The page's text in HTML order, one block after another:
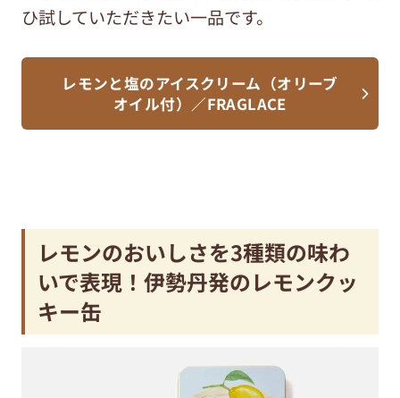
ひ試していただきたい一品です。
レモンと塩のアイスクリーム（オリーブ
オイル付）／FRAGLACE
レモンのおいしさを3種類の味わ
いで表現！伊勢丹発のレモンクッ
キー缶